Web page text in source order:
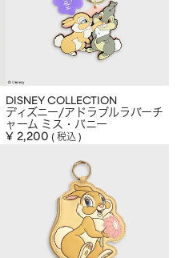
DISNEY COLLECTION
ディズニー/アドラブルラバーチ
ャーム ミス・バニー
¥ 2,200 税込